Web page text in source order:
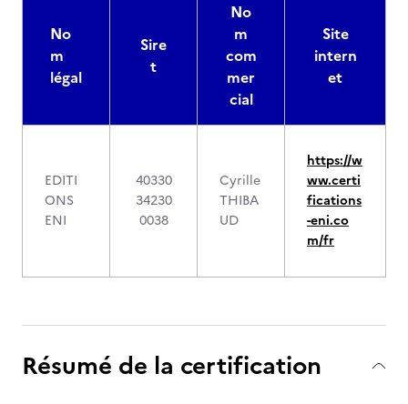
No
m
légal
Sire
t
No
m
com
mer
cial
Site
intern
et
EDITI
ONS
ENI
40330
34230
0038
Cyrille
THIBA
UD
https://w
ww.certi
fications
-eni.co
m/fr
Résumé de la certification